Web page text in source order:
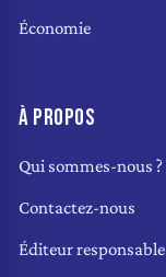
Économie
À PROPOS
Qui sommes-nous ?
Contactez-nous
Éditeur responsable